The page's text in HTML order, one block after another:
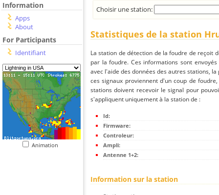
Information
Apps
About
For Participants
Identifiant
Animation
Choisir une station:
Statistiques de la station
La station de détection de la foudre de reçoit
par la foudre. Ces informations sont
avec l'aide des données des autres stations,
ces signaux proviennent d'un coup de
stations doivent recevoir le signal pour
s'appliquent uniquement à la station de :
Id:
Firmware:
Controleur:
Ampli:
Antenne 1+2:
Information sur la station